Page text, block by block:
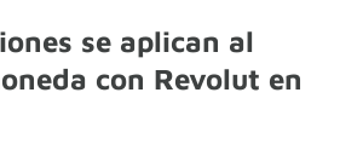
se aplican al
con Revolut en